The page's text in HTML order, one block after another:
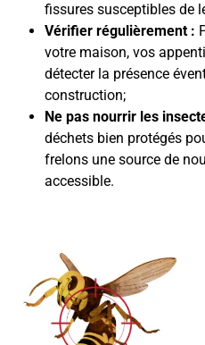
fissures susceptibles de
Vérifier régulièrement :
votre maison, vos
détecter la présence
construction;
Ne pas nourrir les
déchets bien protégés
frelons une source de
accessible.